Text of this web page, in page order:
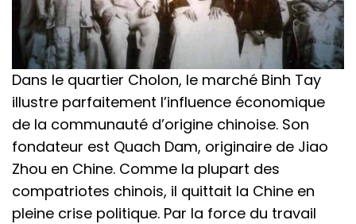
Dans le quartier Cholon, le marché Binh Tay
illustre parfaitement l’influence économique
de la communauté d’origine chinoise. Son
fondateur est Quach Dam, originaire de Jiao
Zhou en Chine. Comme la plupart des
compatriotes chinois, il quittait la Chine en
pleine crise politique. Par la force du travail